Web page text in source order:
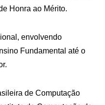
Honra ao Mérito.
Fundamental até o
de Computação